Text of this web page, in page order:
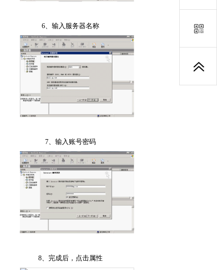
6、输入服务器名称
7、输入账号密码
8、完成后，点击属性